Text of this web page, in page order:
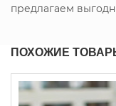
предлагаем
ПОХОЖИЕ